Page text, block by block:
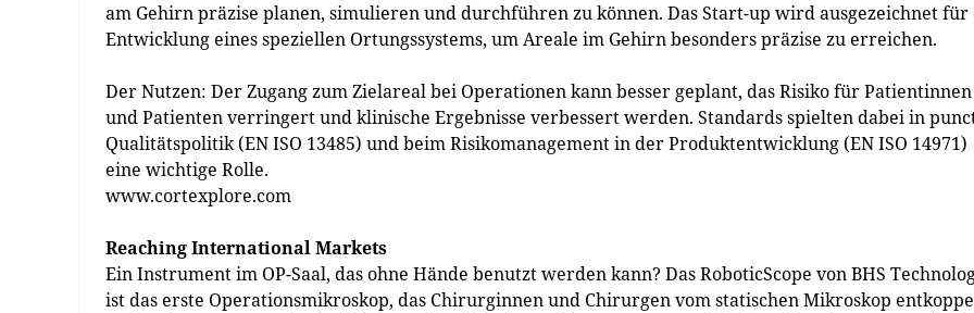
am Gehirn präzise planen, simulieren und durchführen zu können. Das Start-up wird ausgezeichnet für
Entwicklung eines speziellen Ortungssystems, um Areale im Gehirn besonders präzise zu erreichen.
Der Nutzen: Der Zugang zum Zielareal bei Operationen kann besser geplant, das Risiko für Patientinnen
und Patienten verringert und klinische Ergebnisse verbessert werden. Standards spielten dabei in
Qualitätspolitik (EN ISO 13485) und beim Risikomanagement in der Produktentwicklung (EN ISO 14971)
eine wichtige Rolle.
www.cortexplore.com
Reaching International Markets
Ein Instrument im OP-Saal, das ohne Hände benutzt werden kann? Das RoboticScope von BHS
ist das erste Operationsmikroskop, das Chirurginnen und Chirurgen vom statischen Mikroskop